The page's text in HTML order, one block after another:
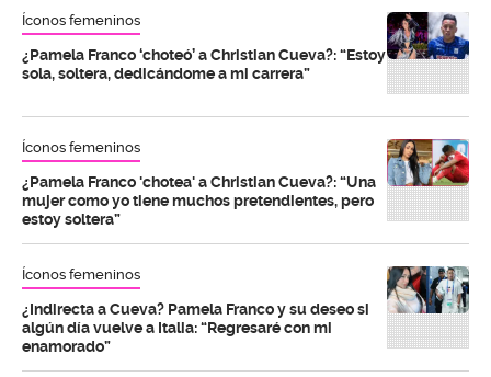
Íconos femeninos
¿Pamela Franco ‘choteó’ a Christian Cueva?: “Estoy
sola, soltera, dedicándome a mi carrera”
Íconos femeninos
¿Pamela Franco 'chotea' a Christian Cueva?: “Una
mujer como yo tiene muchos pretendientes, pero
estoy soltera”
Íconos femeninos
¿Indirecta a Cueva? Pamela Franco y su deseo si
algún día vuelve a Italia: “Regresaré con mi
enamorado”